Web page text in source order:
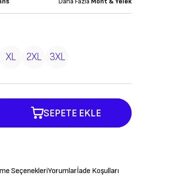
XL 2XL 3XL
SEPETE EKLE
SeçenekleriYorumlarİade Koşulları